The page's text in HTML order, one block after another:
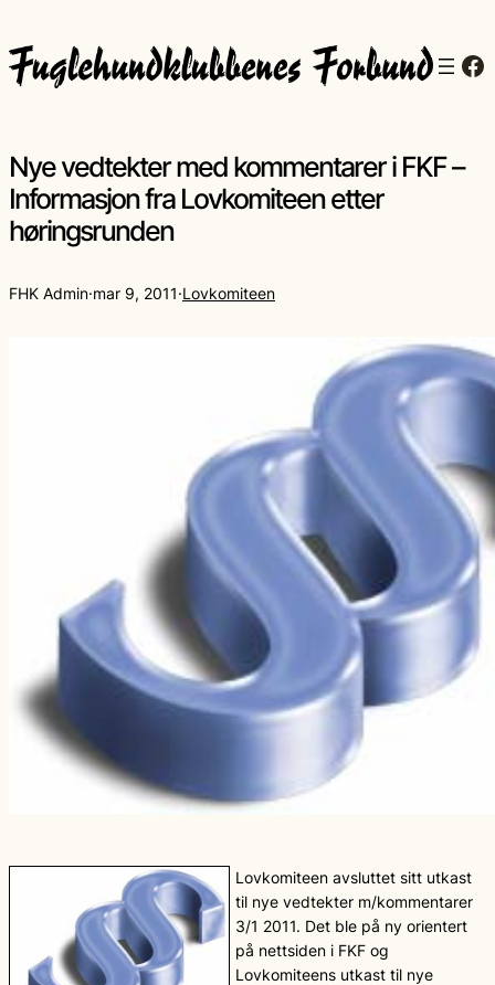
Nye vedtekter med kommentarer i FKF –
Informasjon fra Lovkomiteen etter
høringsrunden
FHK Admin·mar 9, 2011·Lovkomiteen
Lovkomiteen avsluttet sitt utkast
til nye vedtekter m/kommentarer
3/1 2011. Det ble på ny orientert
på nettsiden i FKF og
Lovkomiteens utkast til nye